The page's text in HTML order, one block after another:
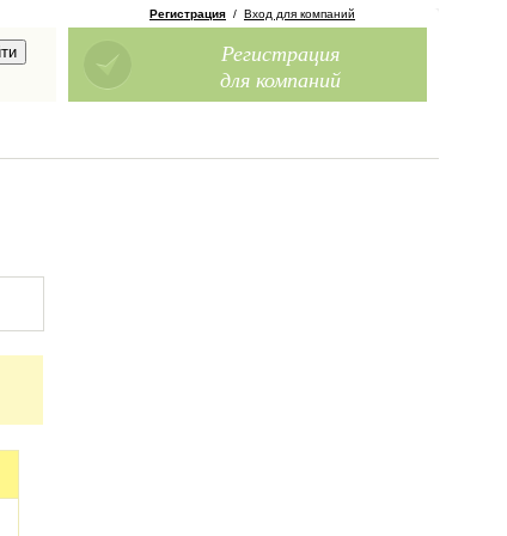
Регистрация / Вход для компаний
Регистрация
для компаний